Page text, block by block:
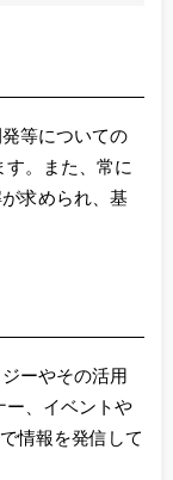
等についての
す。また、常に
求められ、基
ーやその活用
ー、イベントや
情報を発信して